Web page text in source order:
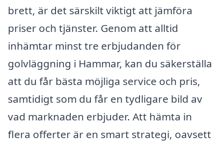
brett, är det särskilt viktigt att jämföra
priser och tjänster. Genom att alltid
inhämtar minst tre erbjudanden för
golvläggning i Hammar, kan du säkerställa
att du får bästa möjliga service och pris,
samtidigt som du får en tydligare bild av
vad marknaden erbjuder. Att hämta in
flera offerter är en smart strategi, oavsett